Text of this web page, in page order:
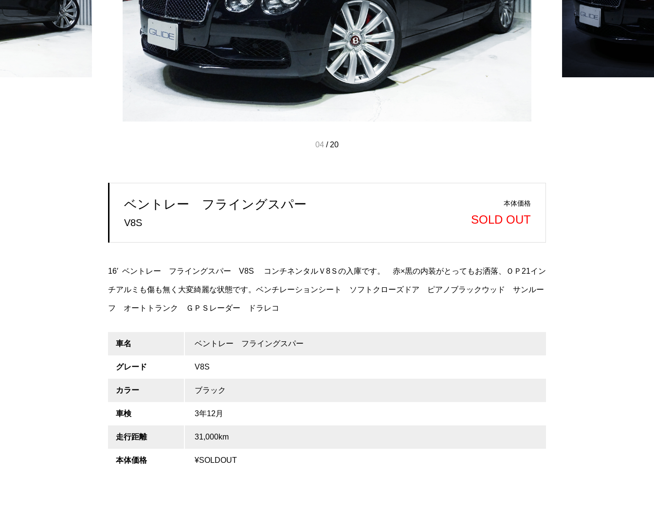
05 / 20
ベントレー フライングスパー
V8S
本体価格
SOLD OUT
16′ ベントレー フライングスパー V8S コンチネンタルＶ8Ｓの入庫です。 赤×黒の内装がとってもお洒落、ＯＰ21イン
チアルミも傷も無く大変綺麗な状態です。ベンチレーションシート ソフトクローズドア ピアノブラックウッド サンルー
フ オートトランク ＧＰＳレーダー ドラレコ
車名 ベントレー フライングスパー
グレード V8S
カラー ブラック
車検 3年12月
走行距離 31,000km
本体価格 ¥SOLDOUT